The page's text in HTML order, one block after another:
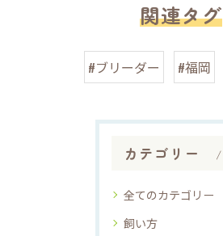
関連タグ
#ブリーダー #福岡
カテゴリー
全てのカテゴリー
飼い方